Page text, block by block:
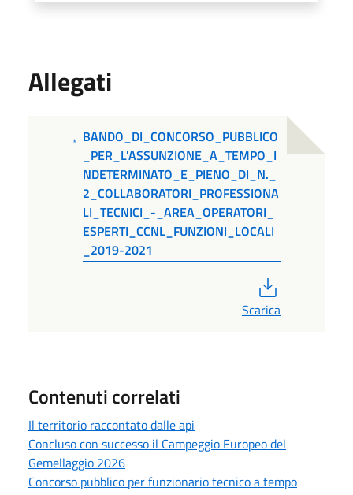
Allegati
BANDO_DI_CONCORSO_PUBBLICO
_PER_L'ASSUNZIONE_A_TEMPO_I
NDETERMINATO_E_PIENO_DI_N._
2_COLLABORATORI_PROFESSIONA
LI_TECNICI_-_AREA_OPERATORI_
ESPERTI_CCNL_FUNZIONI_LOCALI
_2019-2021
Scarica
Contenuti correlati
Il territorio raccontato dalle api
Concluso con successo il Campeggio Europeo del
Gemellaggio 2026
Concorso pubblico per funzionario tecnico a tempo